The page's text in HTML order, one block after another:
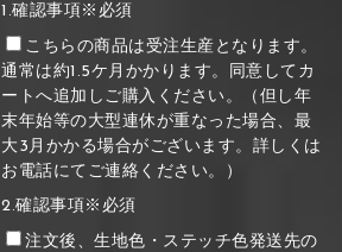
1.確認事項※必須
こちらの商品は受注生産となります。
通常は約1.5ケ月かかります。同意してカ
ートへ追加しご購入ください。（但し年
末年始等の大型連休が重なった場合、最
大3月かかる場合がございます。詳しくは
お電話にてご連絡ください。）
2.確認事項※必須
注文後、生地色・ステッチ色発送先の